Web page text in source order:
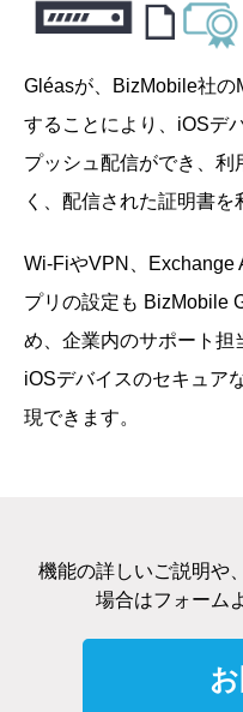
Gléasが、BizMobile社の
することにより、iOSデ
プッシュ配信ができ、利
く、配信された証明書を
Wi-FiやVPN、Exchange
プリの設定も BizMobile
め、企業内のサポート担
iOSデバイスのセキュア
現できます。
機能の詳しいご説明や
場合はフォーム